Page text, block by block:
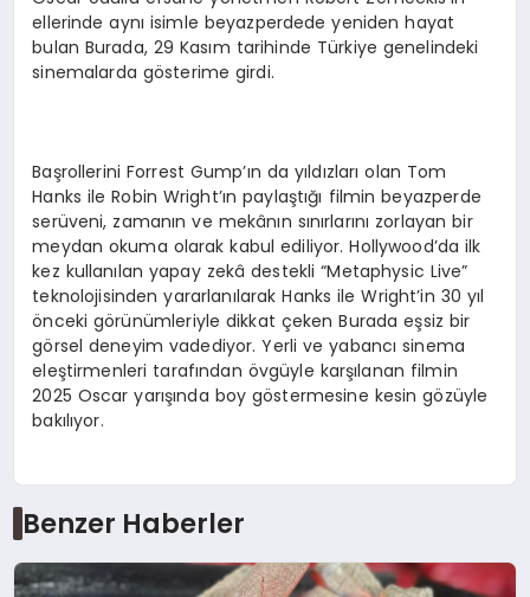
ellerinde aynı isimle beyazperdede yeniden hayat
bulan Burada, 29 Kasım tarihinde Türkiye genelindeki
sinemalarda gösterime girdi.
Başrollerini Forrest Gump’ın da yıldızları olan Tom
Hanks ile Robin Wright’ın paylaştığı filmin beyazperde
serüveni, zamanın ve mekânın sınırlarını zorlayan bir
meydan okuma olarak kabul ediliyor. Hollywood’da ilk
kez kullanılan yapay zekâ destekli “Metaphysic Live”
teknolojisinden yararlanılarak Hanks ile Wright’in 30 yıl
önceki görünümleriyle dikkat çeken Burada eşsiz bir
görsel deneyim vadediyor. Yerli ve yabancı sinema
eleştirmenleri tarafından övgüyle karşılanan filmin
2025 Oscar yarışında boy göstermesine kesin gözüyle
bakılıyor.
Benzer Haberler